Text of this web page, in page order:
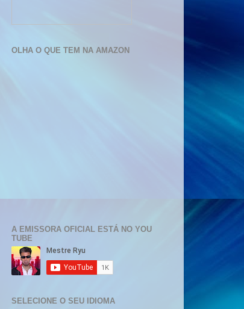
OLHA O QUE TEM NA AMAZON
A EMISSORA OFICIAL ESTÁ NO YOU
TUBE
SELECIONE O SEU IDIOMA